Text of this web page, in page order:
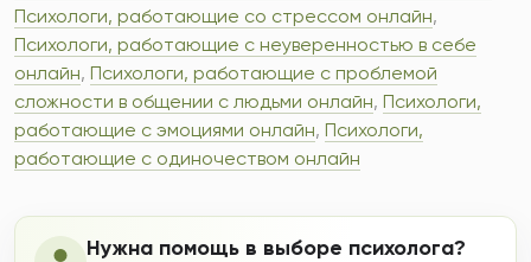
Психологи, работающие со стрессом онлайн,
Психологи, работающие с неуверенностью в себе
онлайн, Психологи, работающие с проблемой
сложности в общении с людьми онлайн, Психологи,
работающие с эмоциями онлайн, Психологи,
работающие с одиночеством онлайн
Нужна помощь в выборе психолога?